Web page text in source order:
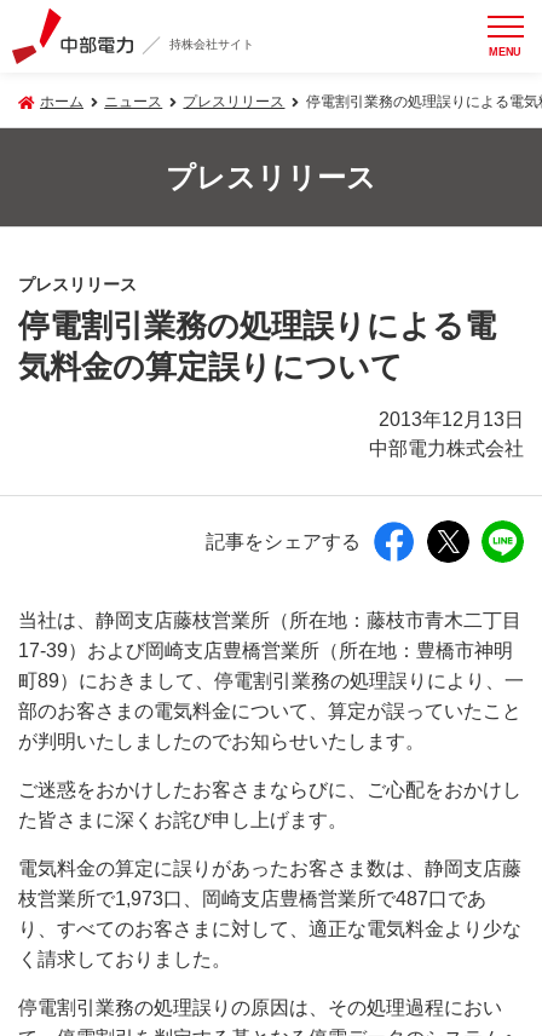
持株会社サイト MENU
ホーム ニュース プレスリリース 停電割引業務の処理誤りによる電
プレスリリース
プレスリリース
停電割引業務の処理誤りによる電
気料金の算定誤りについて
2013年12月13日
中部電力株式会社
記事をシェアする
当社は、静岡支店藤枝営業所（所在地：藤枝市青木二丁目
17-39）および岡崎支店豊橋営業所（所在地：豊橋市神明
町89）におきまして、停電割引業務の処理誤りにより、一
部のお客さまの電気料金について、算定が誤っていたこと
が判明いたしましたのでお知らせいたします。
ご迷惑をおかけしたお客さまならびに、ご心配をおかけし
た皆さまに深くお詫び申し上げます。
電気料金の算定に誤りがあったお客さま数は、静岡支店藤
枝営業所で1,973口、岡崎支店豊橋営業所で487口であ
り、すべてのお客さまに対して、適正な電気料金より少な
く請求しておりました。
停電割引業務の処理誤りの原因は、その処理過程におい